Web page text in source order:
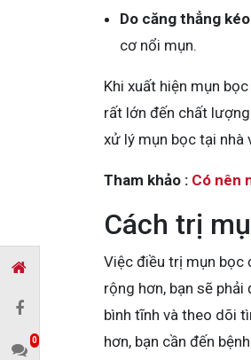
Do căng thẳng
cơ nổi mụn.
Khi xuất hiện mụn
rất lớn đến chất
xử lý mụn bọc tại nhà
Tham khảo : Có nên
Cách trị
Việc điều trị mụn bọc
rộng hơn, bạn sẽ
bình tĩnh và theo dõi
hơn, bạn cần đến
0